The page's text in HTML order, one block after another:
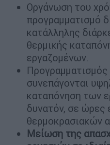
Οργάνωση του
προγραμματισμό
κατάλληλης
θερμικής
εργαζομένων.
συνεπάγονται
καταπόνηση των
δυνατόν, σε ώρες
θερμοκρασιακών
Μείωση της